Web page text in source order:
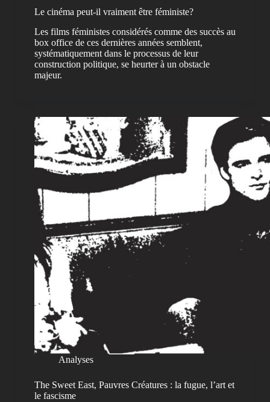
Le cinéma peut-il vraiment être féministe?
Les films féministes considérés comme des succès au
box office de ces dernières années semblent,
systématiquement dans le processus de leur
construction politique, se heurter à un obstacle
majeur.
Analyses
The Sweet East, Pauvres Créatures : la fugue, l’art et
le fascisme